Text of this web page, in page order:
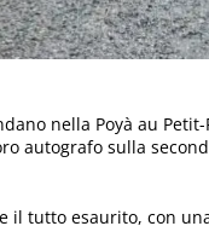
nella Poyà au
autografo sulla
il tutto esaurito, con